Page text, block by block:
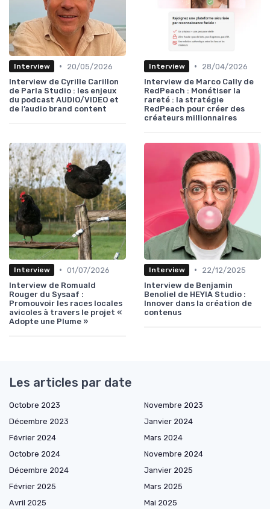
Interview •
20/05/2026
Interview de Cyrille Carillon
de Parla Studio : les enjeux
du podcast AUDIO/VIDEO et
de l’audio brand content
Interview •
28/04/2026
Interview de Marco Cally de
RedPeach : Monétiser la
rareté : la stratégie
RedPeach pour créer des
créateurs millionnaires
Interview • 01/07/2026
Interview de Romuald
Rouger du Sysaaf :
Promouvoir les races locales
avicoles à travers le projet «
Adopte une Plume »
Interview •
22/12/2025
Interview de Benjamin
Benoliel de HEYIA Studio :
Innover dans la création de
contenus
Les articles par date
Octobre 2023
Novembre 2023
Décembre 2023
Janvier 2024
Février 2024
Mars 2024
Octobre 2024
Novembre 2024
Décembre 2024
Janvier 2025
Février 2025
Mars 2025
Avril 2025
Mai 2025